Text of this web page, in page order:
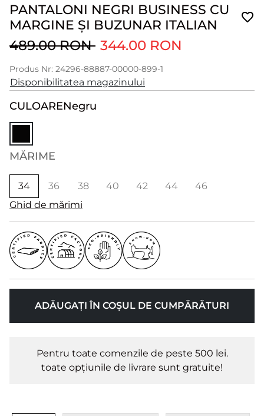
PANTALONI NEGRI BUSINESS CU
MARGINE ȘI BUZUNAR ITALIAN
489.00 RON 344.00 RON
Produs Nr: 24296-88887-00000-899-1
Disponibilitatea magazinului
CULOARENegru
MĂRIME
34 36 38 40 42 44
46
Ghid de mărimi
ADĂUGAȚI ÎN COȘUL DE CUMPĂRĂTURI
Pentru toate comenzile de peste 500 lei.
toate opțiunile de livrare sunt gratuite!